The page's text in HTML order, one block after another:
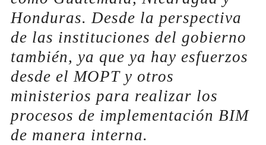
Honduras. Desde la perspectiva
de las instituciones del gobierno
también, ya que ya hay esfuerzos
desde el MOPT y otros
ministerios para realizar los
procesos de implementación BIM
de manera interna.